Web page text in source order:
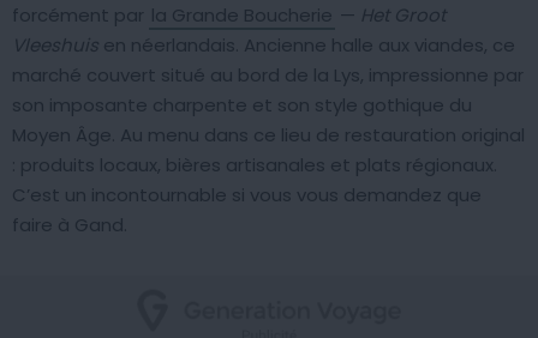
forcément par la Grande Boucherie — Het Groot
Vleeshuis en néerlandais. Ancienne halle aux viandes, ce
marché couvert situé au bord de la Lys, impressionne par
son imposante charpente et son style gothique du
Moyen Âge. Au menu dans ce lieu de restauration original
: produits locaux, bières artisanales et plats régionaux.
C’est un incontournable si vous vous demandez que
faire à Gand.